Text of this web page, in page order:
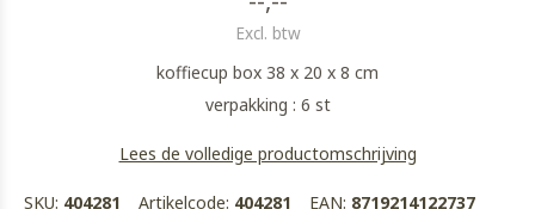
Excl. btw
koffiecup box 38 x 20 x 8 cm
verpakking : 6 st
Lees de volledige productomschrijving
SKU: 404281 Artikelcode: 404281 EAN: 8719214122737